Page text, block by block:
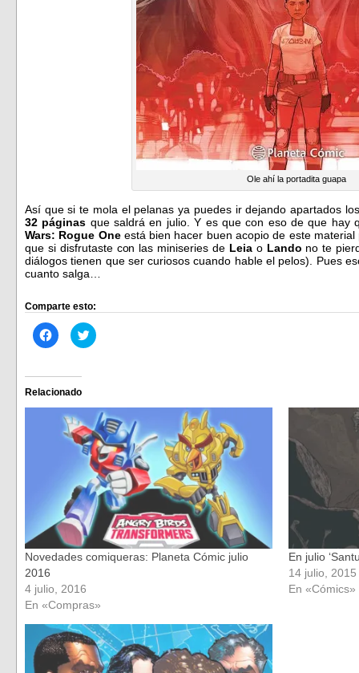
Ole ahí la portadita guapa
Así que si te mola el pelanas ya puedes ir dejando apartados
32 páginas que saldrá en julio. Y es que con eso de que hay
Wars: Rogue Oneestá bien hacer buen acopio de este
que si disfrutaste con las miniseries de Leiao Lando no te
diálogos tienen que ser curiosos cuando hable el pelos). Pues
cuanto salga…
Comparte esto:
Haz
clic
Facebook
(Se
abre
en
una
ventana
nueva)
Haz
clic
en
una
ventana
nueva)
Relacionado
Novedades comiqueras: Planeta Cómic julio
2016
4 julio, 2016
En «Compras»
En julio
14 julio, 2015
En «Cómics»